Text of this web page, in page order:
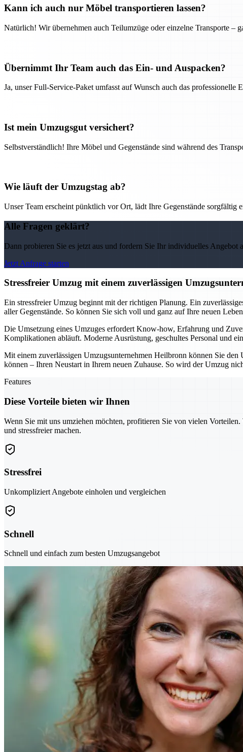
Kann ich auch nur Möbel transportieren lassen?
Natürlich! Wir übernehmen auch Teilumzüge oder einzelne Transporte –
Übernimmt Ihr Team auch das Ein- und Auspacken?
Ja, unser Full-Service-Paket umfasst auf Wunsch auch das professionelle
Ist mein Umzugsgut versichert?
Selbstverständlich! Ihre Möbel und Gegenstände sind während des
Wie läuft der Umzugstag ab?
Unser Team erscheint pünktlich vor Ort, lädt Ihre Gegenstände
Alle Fragen geklärt?
Dann probieren Sie es jetzt aus und fordern Sie Ihr individuelles Angebot
Jetzt Anfrage starten
Stressfreier Umzug mit einem zuverlässigen
Ein stressfreier Umzug beginnt mit der richtigen Planung. Ein
aller Gegenstände. So können Sie sich voll und ganz auf Ihre neuen
Die Umsetzung eines Umzuges erfordert Know-how, Erfahrung und
Komplikationen abläuft. Moderne Ausrüstung, geschultes Personal und
Mit einem zuverlässigen Umzugsunternehmen Heilbronn können Sie
können – Ihren Neustart in Ihrem neuen Zuhause. So wird der Umzug
Features
Diese Vorteile bieten wir Ihnen
Wenn Sie mit uns umziehen möchten, profitieren Sie von vielen
und stressfreier machen.
Stressfrei
Unkompliziert Angebote einholen und vergleichen
Schnell
Schnell und einfach zum besten Umzugsangebot